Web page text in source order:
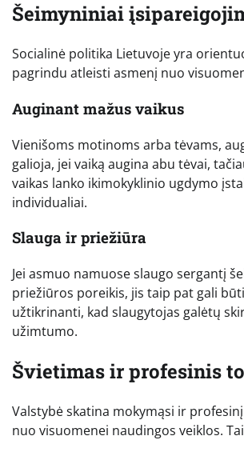
Šeimyniniai
Socialinė politika Lietuvoje yra
pagrindu atleisti asmenį nuo
Auginant mažus vaikus
Vienišoms motinoms arba tėvams,
galioja, jei vaiką augina abu tėvai,
vaikas lanko ikimokyklinio ugdymo
individualiai.
Slauga ir priežiūra
Jei asmuo namuose slaugo sergantį
priežiūros poreikis, jis taip pat gali
užtikrinanti, kad slaugytojas galėtų
užimtumo.
Švietimas ir profesinis
Valstybė skatina mokymąsi ir
nuo visuomenei naudingos veiklos.